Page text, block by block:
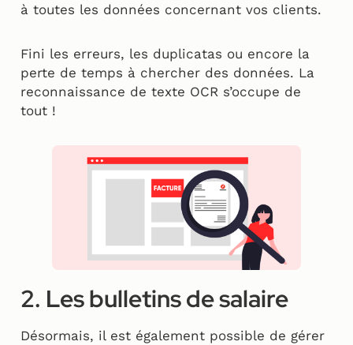
à toutes les données concernant vos clients.
Fini les erreurs, les duplicatas ou encore la
perte de temps à chercher des données. La
reconnaissance de texte OCR s’occupe de
tout !
2. Les bulletins de salaire
Désormais, il est également possible de gérer